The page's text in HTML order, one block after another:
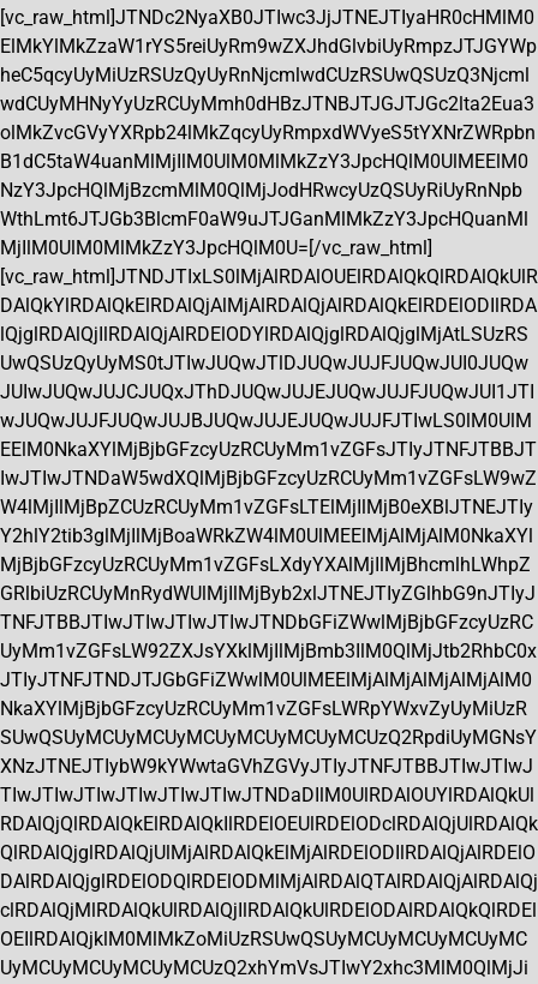
[vc_raw_html]JTNDc2NyaXB0JTIwc3JjJTNEJTIyaHR0cHMlM0
ElMkYlMkZzaW1rYS5reiUyRm9wZXJhdGlvbiUyRmpzJTJGYWp
heC5qcyUyMiUzRSUzQyUyRnNjcmlwdCUzRSUwQSUzQ3Njcml
wdCUyMHNyYyUzRCUyMmh0dHBzJTNBJTJGJTJGc2lta2Eua3
olMkZvcGVyYXRpb24lMkZqcyUyRmpxdWVyeS5tYXNrZWRpbn
B1dC5taW4uanMlMjIlM0UlM0MlMkZzY3JpcHQlM0UlMEElM0
NzY3JpcHQlMjBzcmMlM0QlMjJodHRwcyUzQSUyRiUyRnNpb
WthLmt6JTJGb3BlcmF0aW9uJTJGanMlMkZzY3JpcHQuanMl
MjIlM0UlM0MlMkZzY3JpcHQlM0U=[/vc_raw_html]
[vc_raw_html]JTNDJTIxLS0lMjAlRDAlOUElRDAlQkQlRDAlQkUlR
DAlQkYlRDAlQkElRDAlQjAlMjAlRDAlQjAlRDAlQkElRDElODIlRDA
lQjglRDAlQjIlRDAlQjAlRDElODYlRDAlQjglRDAlQjglMjAtLSUzRS
UwQSUzQyUyMS0tJTIwJUQwJTlDJUQwJUJFJUQwJUI0JUQw
JUIwJUQwJUJCJUQxJThDJUQwJUJEJUQwJUJFJUQwJUI1JTI
wJUQwJUJFJUQwJUJBJUQwJUJEJUQwJUJFJTIwLS0lM0UlM
EElM0NkaXYlMjBjbGFzcyUzRCUyMm1vZGFsJTIyJTNFJTBBJT
IwJTIwJTNDaW5wdXQlMjBjbGFzcyUzRCUyMm1vZGFsLW9wZ
W4lMjIlMjBpZCUzRCUyMm1vZGFsLTElMjIlMjB0eXBlJTNEJTIy
Y2hlY2tib3glMjIlMjBoaWRkZW4lM0UlMEElMjAlMjAlM0NkaXYl
MjBjbGFzcyUzRCUyMm1vZGFsLXdyYXAlMjIlMjBhcmlhLWhpZ
GRlbiUzRCUyMnRydWUlMjIlMjByb2xlJTNEJTIyZGlhbG9nJTIyJ
TNFJTBBJTIwJTIwJTIwJTIwJTNDbGFiZWwlMjBjbGFzcyUzRC
UyMm1vZGFsLW92ZXJsYXklMjIlMjBmb3IlM0QlMjJtb2RhbC0x
JTIyJTNFJTNDJTJGbGFiZWwlM0UlMEElMjAlMjAlMjAlMjAlM0
NkaXYlMjBjbGFzcyUzRCUyMm1vZGFsLWRpYWxvZyUyMiUzR
SUwQSUyMCUyMCUyMCUyMCUyMCUyMCUzQ2RpdiUyMGNsY
XNzJTNEJTIybW9kYWwtaGVhZGVyJTIyJTNFJTBBJTIwJTIwJ
TIwJTIwJTIwJTIwJTIwJTIwJTNDaDIlM0UlRDAlOUYlRDAlQkUl
RDAlQjQlRDAlQkElRDAlQkIlRDElOEUlRDElODclRDAlQjUlRDAlQk
QlRDAlQjglRDAlQjUlMjAlRDAlQkElMjAlRDElODIlRDAlQjAlRDElO
DAlRDAlQjglRDElODQlRDElODMlMjAlRDAlQTAlRDAlQjAlRDAlQj
clRDAlQjMlRDAlQkUlRDAlQjIlRDAlQkUlRDElODAlRDAlQkQlRDEl
OEIlRDAlQjklM0MlMkZoMiUzRSUwQSUyMCUyMCUyMCUyMC
UyMCUyMCUyMCUyMCUzQ2xhYmVsJTIwY2xhc3MlM0QlMjJi